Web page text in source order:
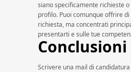
siano specificamente richieste
profilo. Puoi comunque offrire
richiesta, ma concentrati
presentarti e sulle tue
Conclusioni
Scrivere una mail di